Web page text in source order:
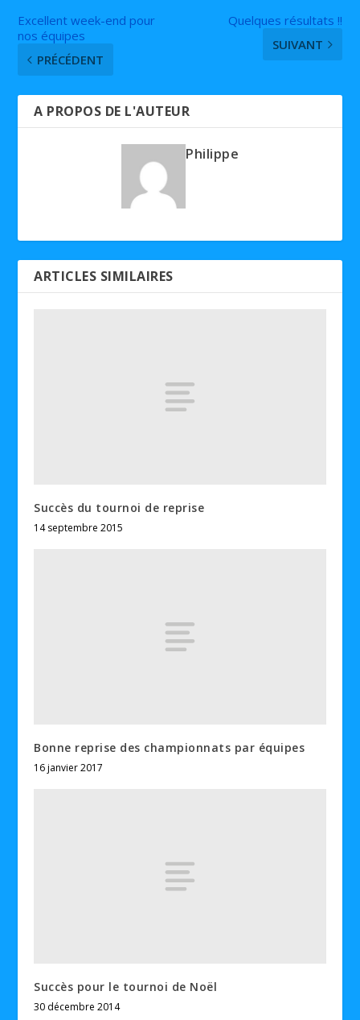
Excellent week-end pour
nos équipes
PRÉCÉDENT
Quelques résultats !!
SUIVANT
A PROPOS DE L'AUTEUR
Philippe
ARTICLES SIMILAIRES
Succès du tournoi de reprise
14 septembre 2015
Bonne reprise des championnats par équipes
16 janvier 2017
Succès pour le tournoi de Noël
30 décembre 2014